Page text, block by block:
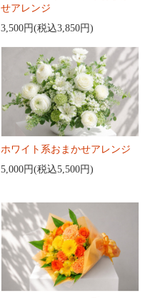
せアレンジ
3,500円(税込3,850円)
ホワイト系おまかせアレンジ
5,000円(税込5,500円)